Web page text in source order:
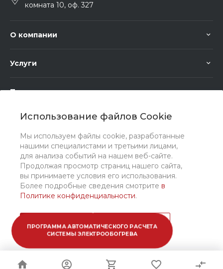
ПРОГРАММА АВТОМАТИЧЕСКОГО РАСЧЕТА
СИСТЕМЫ ЭЛЕКТРООБОГРЕВА
Использование файлов Cookie
Мы используем файлы cookie, разработанные
нашими специалистами и третьими лицами,
для анализа событий на нашем веб-сайте.
Продолжая просмотр страниц нашего сайта,
вы принимаете условия его использования.
Более подробные сведения смотрите в
Политике конфиденциальности.
Принимаю Подробнее
комната 10, оф. 327
О компании
Услуги
Помощь
Мы в соц. сетях